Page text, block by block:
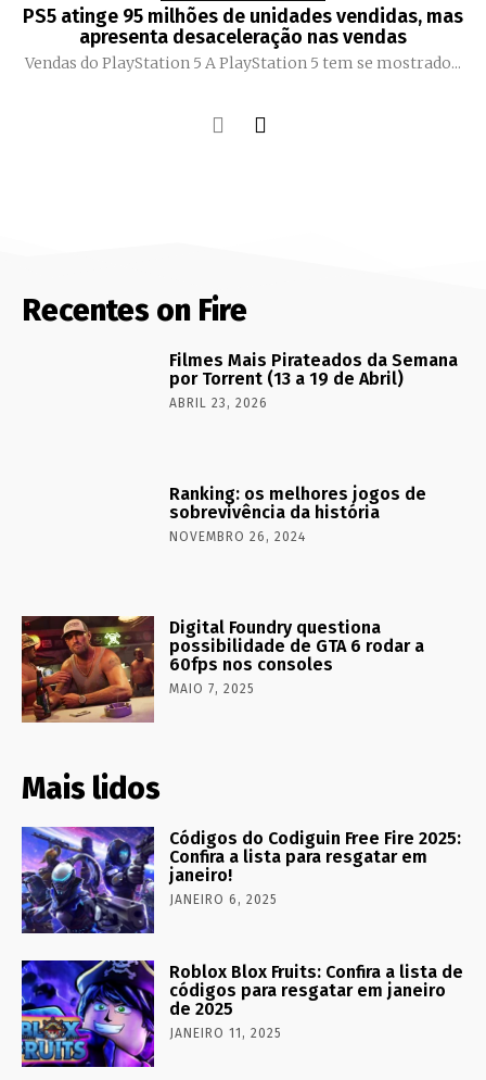
PS5 atinge 95 milhões de unidades vendidas, mas
apresenta desaceleração nas vendas
Vendas do PlayStation 5 A PlayStation 5 tem se mostrado...
Recentes on Fire
Filmes Mais Pirateados da Semana
por Torrent (13 a 19 de Abril)
ABRIL 23, 2026
Ranking: os melhores jogos de
sobrevivência da história
NOVEMBRO 26, 2024
Digital Foundry questiona
possibilidade de GTA 6 rodar a
60fps nos consoles
MAIO 7, 2025
Mais lidos
Códigos do Codiguin Free Fire 2025:
Confira a lista para resgatar em
janeiro!
JANEIRO 6, 2025
Roblox Blox Fruits: Confira a lista de
códigos para resgatar em janeiro
de 2025
JANEIRO 11, 2025